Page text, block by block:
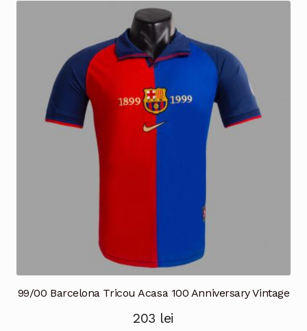
Opțiunile
pot
alese
în
pagina
99/00 Barcelona Tricou Acasa 100 Anniversary Vintage
203 lei